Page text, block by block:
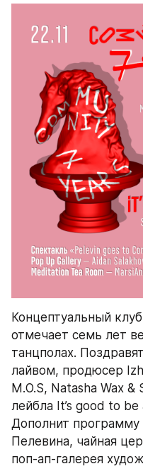
Концептуальный
отмечает семь лет
танцполах.
лайвом, продюсер
M.O.S, Natasha Wax
лейбла It’s good to
Дополнит
Пелевина, чайная
поп-ап-галерея